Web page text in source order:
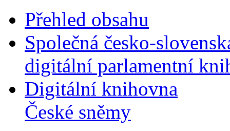
Přehled obsahu
Společná česko-
digitální parlamentní
Digitální knihovna
České sněmy